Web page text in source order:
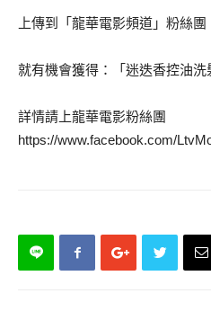
上傳到「龍華電影頻道」粉絲團
就有機會獲得：「迷迭香控油洗
詳情請上龍華電影粉絲團
https://www.facebook.com/